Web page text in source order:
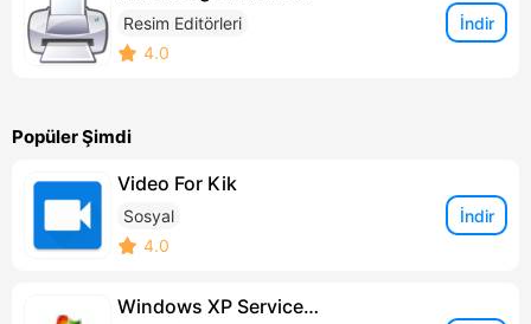
Resim Editörleri
4.0
İndir
Popüler Şimdi
Video For Kik
Sosyal
4.0
İndir
Windows XP Service Pack 3